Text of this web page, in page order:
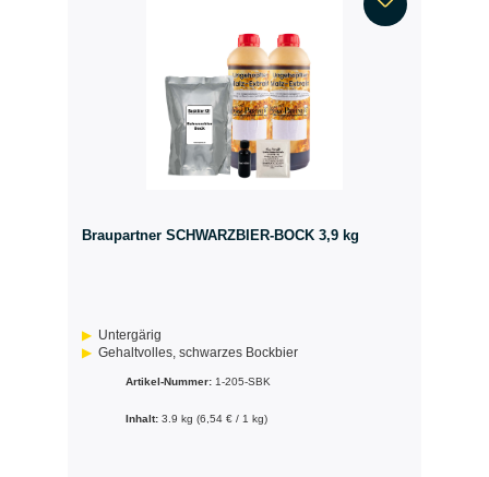
Braupartner SCHWARZBIER-BOCK 3,9 kg
Untergärig
Gehaltvolles, schwarzes Bockbier
Artikel-Nummer: 1-205-SBK
Inhalt: 3.9 kg (6,54 € / 1 kg)